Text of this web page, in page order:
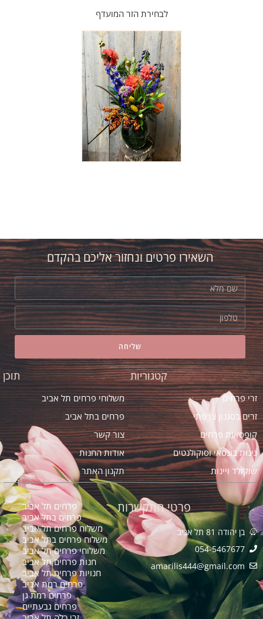
לבחירת הזר המועדף
השאירו פרטים ונחזור אליכם בהקדם
שליחה
קטגוריות
זרי פרחים
זרים בסגנון צרפתי
קופסאות פרחים
גינות בונסאי וסוקולנטים
שוקולד ויינות
תוכן
משלוחי פרחים תל אביב
פרחים בתל אביב
צור קשר
אודות החנות
תקנון האתר
פרטי התקשרות
בן יהודה 81 תל אביב
054-5467677
amarilis444@gmail.com​
פרחים תל אביב
פרחים בתל אביב
משלוח פרחים תל אביב
משלוח פרחים בתל אביב
משלוחי פרחים תל אביב
חנות פרחים תל אביב
חנויות פרחים תל אביב
פרחים רמת אביב
פרחים רמת גן
פרחים גבעתיים